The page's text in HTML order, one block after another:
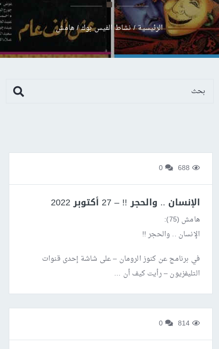
الرئيسية/نشاط الفيس بوك/هامش
الإنسان .. والحجر !! – 27 أكتوبر 2022
هامش (75):
الإنسان .. والحجر !!
في برنامج عن كنوز الرومان – على شاشة إحدى قنوات
التليفزيون – رأيت كيف أن …